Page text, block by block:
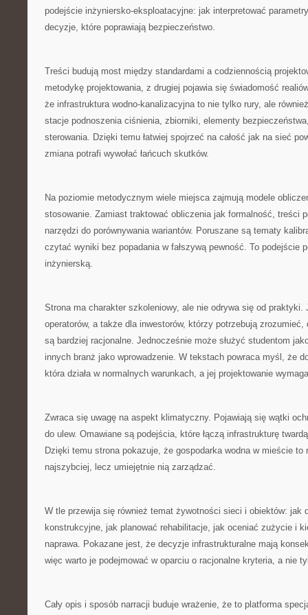
podejście inżyniersko-eksploatacyjne: jak interpretować
decyzje, które poprawiają bezpieczeństwo.
Treści budują most między standardami a codziennością
metodykę projektowania, z drugiej pojawia się świadomość
że infrastruktura wodno-kanalizacyjna to nie tylko rury, ale
stacje podnoszenia ciśnienia, zbiorniki, elementy
sterowania. Dzięki temu łatwiej spojrzeć na całość jak na sieć
zmiana potrafi wywołać łańcuch skutków.
Na poziomie metodycznym wiele miejsca zajmują modele
stosowanie. Zamiast traktować obliczenia jak formalność, treści
narzędzi do porównywania wariantów. Poruszane są tematy
czytać wyniki bez popadania w fałszywą pewność. To podejście
inżynierską.
Strona ma charakter szkoleniowy, ale nie odrywa się od praktyki.
operatorów, a także dla inwestorów, którzy potrzebują zrozumieć,
są bardziej racjonalne. Jednocześnie może służyć studentom
innych branż jako wprowadzenie. W tekstach powraca myśl, że
która działa w normalnych warunkach, a jej projektowanie
Zwraca się uwagę na aspekt klimatyczny. Pojawiają się wątki
do ulew. Omawiane są podejścia, które łączą infrastrukturę
Dzięki temu strona pokazuje, że gospodarka wodna w mieście
najszybciej, lecz umiejętnie nią zarządzać.
W tle przewija się również temat żywotności sieci i obiektów: jak
konstrukcyjne, jak planować rehabilitacje, jak oceniać zużycie i
naprawa. Pokazane jest, że decyzje infrastrukturalne mają
więc warto je podejmować w oparciu o racjonalne kryteria, a nie
Cały opis i sposób narracji buduje wrażenie, że to platforma